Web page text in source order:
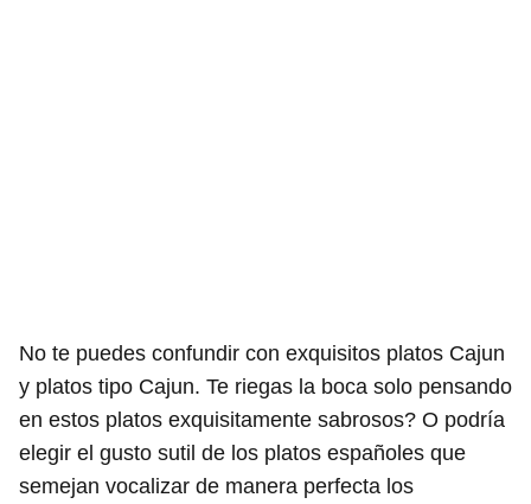
No te puedes confundir con exquisitos platos Cajun
y platos tipo Cajun. Te riegas la boca solo pensando
en estos platos exquisitamente sabrosos? O podría
elegir el gusto sutil de los platos españoles que
semejan vocalizar de manera perfecta los